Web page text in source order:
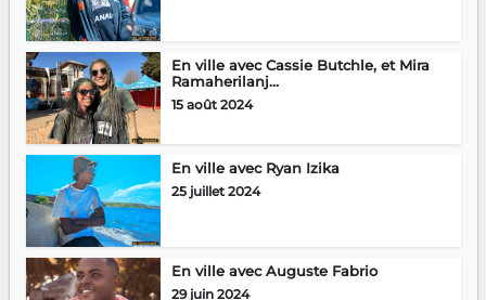
En ville avec Cassie Butchle, et Mira
Ramaherilanj...
15 août 2024
En ville avec Ryan Izika
25 juillet 2024
En ville avec Auguste Fabrio
29 juin 2024